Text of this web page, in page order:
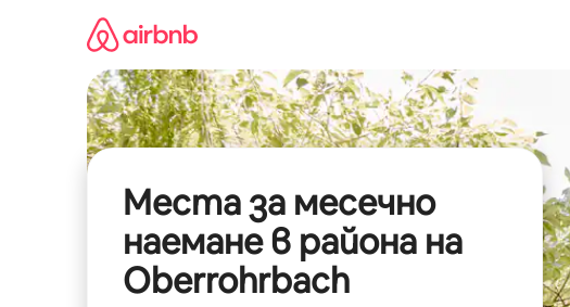
съдържанието
Места за месечно
наемане в района на
Oberrohrbach